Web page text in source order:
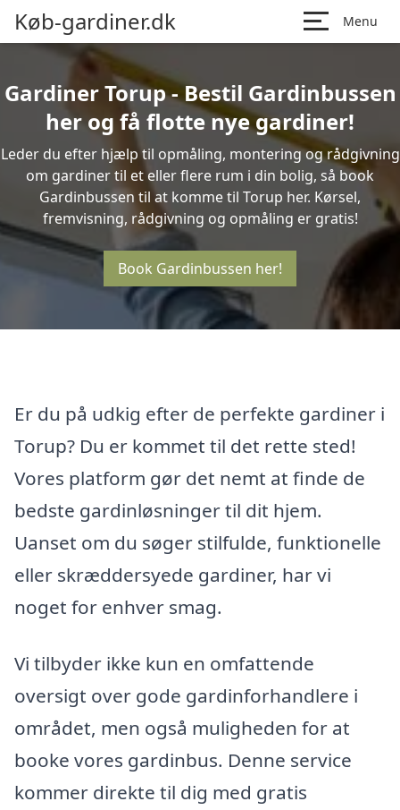
Køb-gardiner.dk Menu
Gardiner Torup - Bestil Gardinbussen
her og få flotte nye gardiner!
Leder du efter hjælp til opmåling, montering og rådgivning
om gardiner til et eller flere rum i din bolig, så book
Gardinbussen til at komme til Torup her. Kørsel,
fremvisning, rådgivning og opmåling er gratis!
Book Gardinbussen her!
Er du på udkig efter de perfekte gardiner i
Torup? Du er kommet til det rette sted!
Vores platform gør det nemt at finde de
bedste gardinløsninger til dit hjem.
Uanset om du søger stilfulde, funktionelle
eller skræddersyede gardiner, har vi
noget for enhver smag.
Vi tilbyder ikke kun en omfattende
oversigt over gode gardinforhandlere i
området, men også muligheden for at
booke vores gardinbus. Denne service
kommer direkte til dig med gratis